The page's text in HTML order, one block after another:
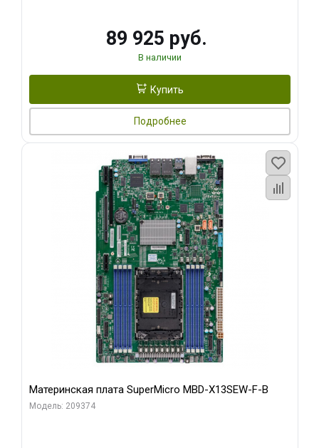
89 925 руб.
В наличии
Купить
Подробнее
Материнская плата SuperMicro MBD-X13SEW-F-B
Модель: 209374